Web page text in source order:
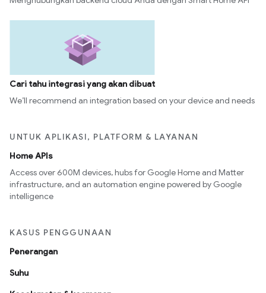
Cari tahu integrasi yang akan dibuat
We’ll recommend an integration based on your device and needs
UNTUK APLIKASI, PLATFORM & LAYANAN
Home APIs
Access over 600M devices, hubs for Google Home and Matter
infrastructure, and an automation engine powered by Google
intelligence
KASUS PENGGUNAAN
Penerangan
Suhu